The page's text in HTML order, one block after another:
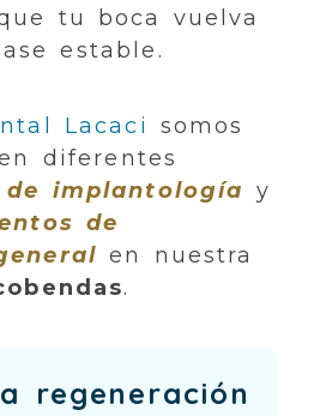
tu boca vuelva
estable.
Lacaci
somos
diferentes
implantología y
de
en nuestra
.
regeneración